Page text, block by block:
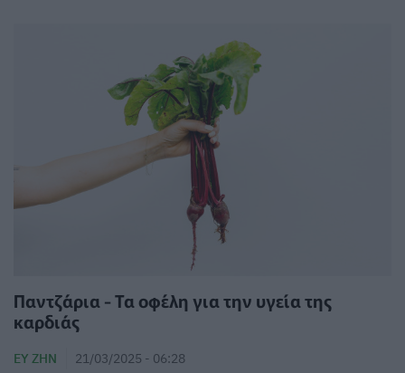
Παντζάρια - Τα οφέλη για την υγεία της
καρδιάς
ΕΥ ΖΗΝ 21/03/2025 - 06:28